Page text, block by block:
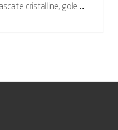
cristalline, gole ...